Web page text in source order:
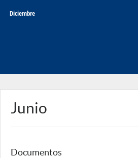
Diciembre
Junio
Documentos